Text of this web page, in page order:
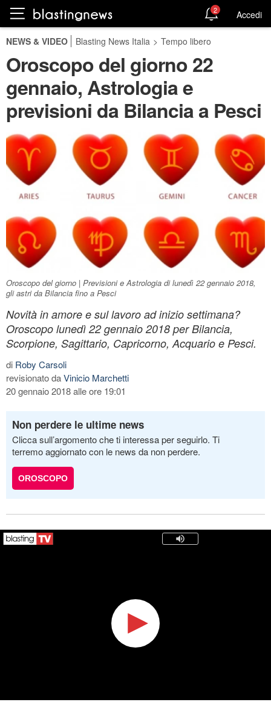
2 Accedi
NEWS & VIDEO Blasting News Italia > Tempo libero
Oroscopo del giorno 22
gennaio, Astrologia e
previsioni da Bilancia a Pesci
Oroscopo del giorno | Previsioni e Astrologia di lunedì 22 gennaio 2018,
gli astri da Bilancia fino a Pesci
Novità in amore e sul lavoro ad inizio settimana?
Oroscopo lunedì 22 gennaio 2018 per Bilancia,
Scorpione, Sagittario, Capricorno, Acquario e Pesci.
di Roby Carsoli
revisionato daVinicio Marchetti
20 gennaio 2018 alle ore 19:01
Non perdere le ultime news
Clicca sull’argomento che ti interessa per seguirlo. Ti
terremo aggiornato con le news da non perdere.
OROSCOPO